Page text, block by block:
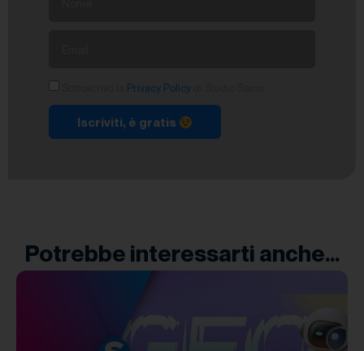
Privacy Policy
Iscriviti, è gratis
Potrebbe interessarti anche...